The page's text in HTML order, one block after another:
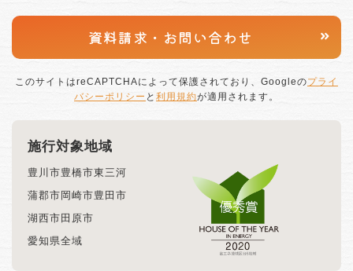
資料請求・ お問い合わせ
このサイトはreCAPTCHAによって保護されており、Googleのプライ
バシーポリシー と 利用規約が適用されます。
施行対象地域
豊川市豊橋市東三河
蒲郡市 岡崎市豊田市
湖西市 田原市
愛知県全域